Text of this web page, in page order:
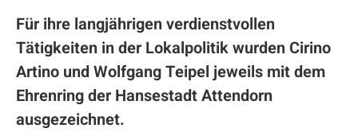
Für ihre langjährigen verdienstvollen
Tätigkeiten in der Lokalpolitik wurden Cirino
Artino und Wolfgang Teipel jeweils mit dem
Ehrenring der Hansestadt Attendorn
ausgezeichnet.